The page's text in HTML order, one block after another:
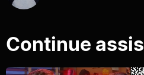
Continue